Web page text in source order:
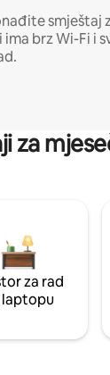
smještaj
brz Wi-Fi i
za
za rad
laptopu